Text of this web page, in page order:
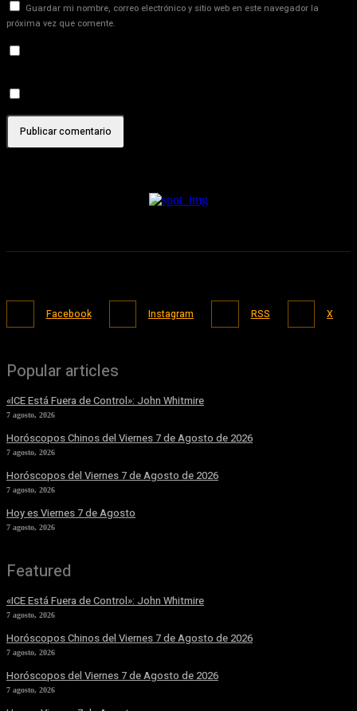
Guardar mi nombre, correo electrónico y sitio web en este navegador la
próxima vez que comente.
Facebook Instagram RSS X
Popular articles
«ICE Está Fuera de Control»: John Whitmire
7 agosto, 2026
Horóscopos Chinos del Viernes 7 de Agosto de 2026
7 agosto, 2026
Horóscopos del Viernes 7 de Agosto de 2026
7 agosto, 2026
Hoy es Viernes 7 de Agosto
7 agosto, 2026
Featured
«ICE Está Fuera de Control»: John Whitmire
7 agosto, 2026
Horóscopos Chinos del Viernes 7 de Agosto de 2026
7 agosto, 2026
Horóscopos del Viernes 7 de Agosto de 2026
7 agosto, 2026